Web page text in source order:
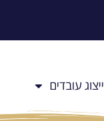
ייצוג עובדים